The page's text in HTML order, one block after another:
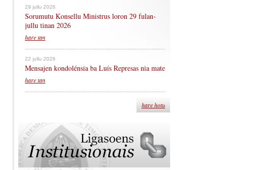
29 jullu 2026
Sorumutu Konsellu Ministrus loron 29 fulan-
jullu tinan 2026
hare tan
22 jullu 2026
Mensajen kondolénsia ba Luís Represas nia mate
hare tan
hare hotu